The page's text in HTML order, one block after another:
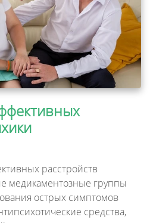
расстройств
медикаментозные группы
острых симптомов
средства,